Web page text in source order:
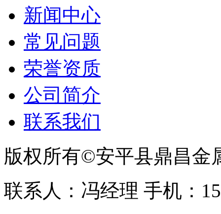
新闻中心
常见问题
荣誉资质
公司简介
联系我们
版权所有©安平县鼎昌金
联系人：冯经理 手机：